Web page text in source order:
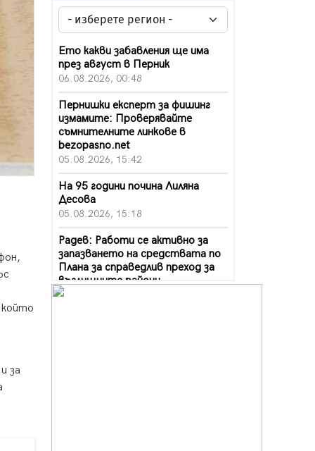
за
Ето какви забавления ще има
през август в Перник
06.08.2026, 00:48
Пернишки експерт за фишинг
измамите: Проверявайте
съмнителните линкове в
bezopasno.net
05.08.2026, 15:42
На 95 години почина Лиляна
Десова
05.08.2026, 15:18
Радев: Работи се активно за
запазването на средствата по
Плана за справедлив преход за
въглищните райони
05.08.2026, 14:57